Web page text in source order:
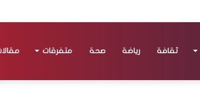
ثقافة رياضة صحة متفرقات